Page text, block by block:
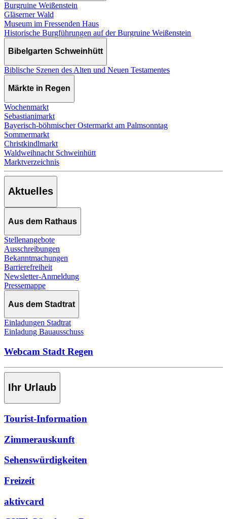
Burgruine Weißenstein
Gläserner Wald
Museum im Fressenden Haus
Historische Burgführungen auf der Burgruine Weißenstein
Bibelgarten Schweinhütt
Biblische Szenen des Alten und Neuen Testamentes
Märkte in Regen
Wochenmarkt
Sebastianimarkt
Bayerisch-böhmischer Ostermarkt am Palmsonntag
Sommermarkt
Christkindlmarkt
Waldweihnacht Schweinhütt
Marktverzeichnis
Aktuelles
Aus dem Rathaus
Stellenangebote
Ausschreibungen
Bekanntmachungen
Barrierefreiheit
Newsletter-Anmeldung
Pressemappe
Aus dem Stadtrat
Einladungen Stadtrat
Einladung Bauausschuss
Webcam Stadt Regen
Ihr Urlaub
Tourist-Information
Zimmerauskunft
Sehenswürdigkeiten
Freizeit
aktivcard